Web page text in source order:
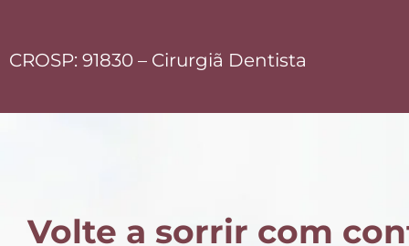
CROSP: 91830 – Cirurgiã Dentista
Volte a sorrir com